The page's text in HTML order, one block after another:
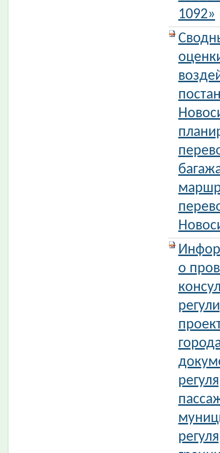
1092»
о